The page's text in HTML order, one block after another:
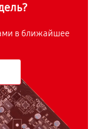
в ближайшее